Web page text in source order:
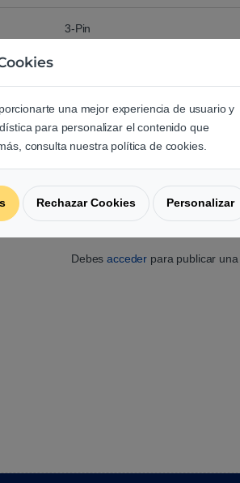
3-Pin
Cooler Master Splitter 1 a 3 A-RGB Cable
Agrega una reseña
Debesacceder para publicar
una mejor experiencia de usuario y
para personalizar el contenido que
consulta nuestra política de cookies.
Rechazar Cookies Personalizar